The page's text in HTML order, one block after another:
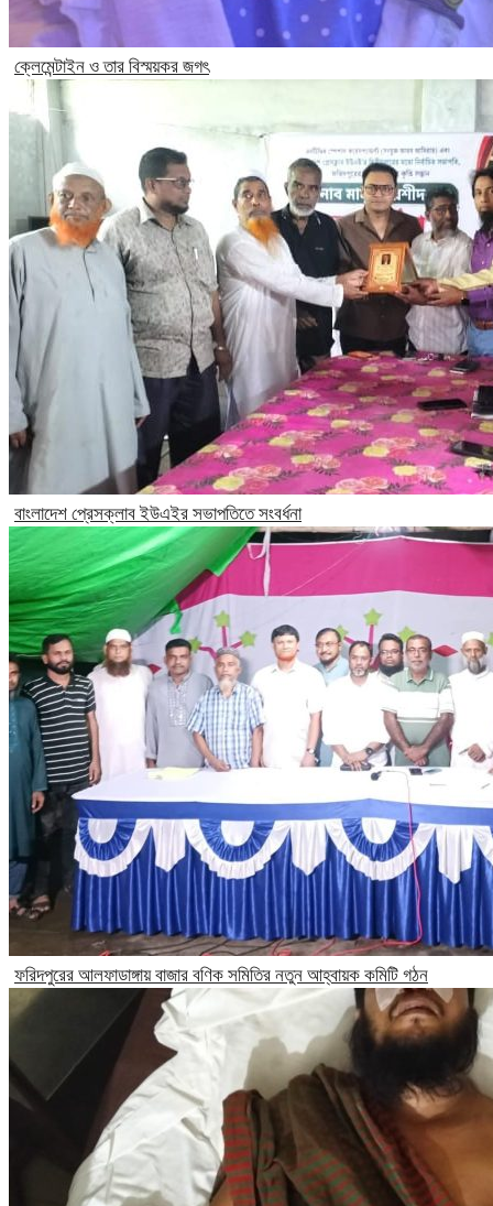
ক্লেমেন্টাইন ও তার বিস্ময়কর জগৎ
বাংলাদেশ প্রেসক্লাব ইউএইর সভাপতিতে সংবর্ধনা
ফরিদপুরের আলফাডাঙ্গায় বাজার বণিক সমিতির নতুন আহ্বায়ক কমিটি গঠন